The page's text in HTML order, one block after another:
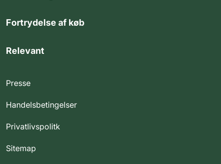
Fortrydelse af køb
Relevant
Presse
Handelsbetingelser
Privatlivspolitk
Sitemap